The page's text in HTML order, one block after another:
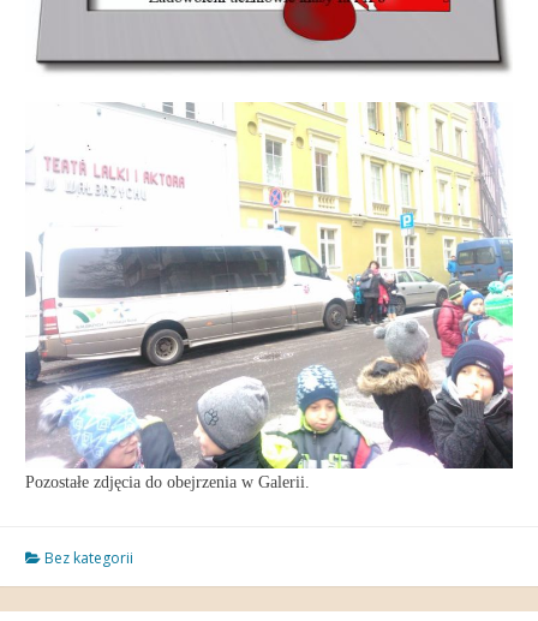
Pozostałe zdjęcia do obejrzenia w Galerii.
Bez kategorii